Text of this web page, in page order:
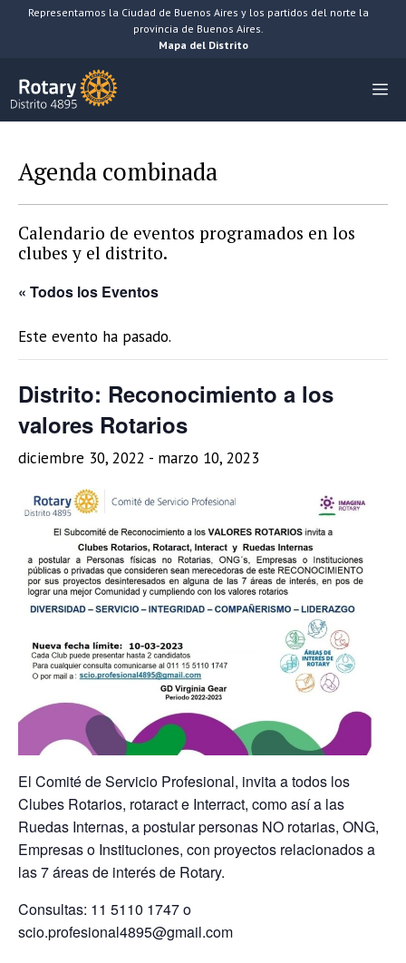
SaltarRepresentamos la Ciudad de Buenos Aires y los partidos del norte la
provincia de Buenos Aires.
Mapa del Distrito
Agenda combinada
Calendario de eventos programados en los
clubes y el distrito.
« Todos los Eventos
Este evento ha pasado.
Distrito: Reconocimiento a los
valores Rotarios
diciembre 30, 2022 - marzo 10, 2023
El Comité de Servicio Profesional, invita a todos los
Clubes Rotarios, rotaract e Interract, como así a las
Ruedas Internas, a postular personas NO rotarias, ONG,
Empresas o Instituciones, con proyectos relacionados a
las 7 áreas de interés de Rotary.
Consultas: 11 5110 1747 o
scio.profesional4895@gmail.com